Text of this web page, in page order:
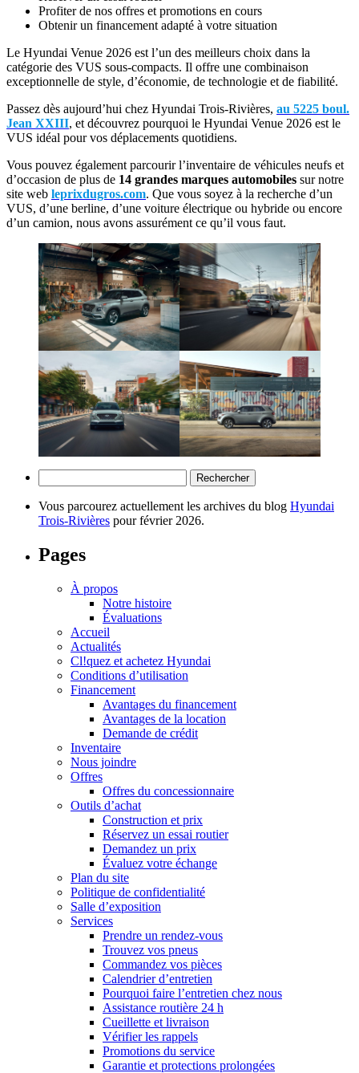
Profiter de nos offres et promotions en cours
Obtenir un financement adapté à votre situation
Le Hyundai Venue 2026 est l’un des meilleurs choix dans la
catégorie des VUS sous-compacts. Il offre une combinaison
exceptionnelle de style, d’économie, de technologie et de fiabilité.
Passez dès aujourd’hui chez Hyundai Trois-Rivières, au 5225 boul.
Jean XXIII, et découvrez pourquoi le Hyundai Venue 2026 est le
VUS idéal pour vos déplacements quotidiens.
Vous pouvez également parcourir l’inventaire de véhicules neufs et
d’occasion de plus de 14 grandes marques automobiles sur notre
site web leprixdugros.com. Que vous soyez à la recherche d’un
VUS, d’une berline, d’une voiture électrique ou hybride ou encore
d’un camion, nous avons assurément ce qu’il vous faut.
Vous parcourez actuellement les archives du blog Hyundai
Trois-Rivières pour février 2026.
Pages
À propos
Notre histoire
Évaluations
Accueil
Actualités
Cl!quez et achetez Hyundai
Conditions d’utilisation
Financement
Avantages du financement
Avantages de la location
Demande de crédit
Inventaire
Nous joindre
Offres
Offres du concessionnaire
Outils d’achat
Construction et prix
Réservez un essai routier
Demandez un prix
Évaluez votre échange
Plan du site
Politique de confidentialité
Salle d’exposition
Services
Prendre un rendez-vous
Trouvez vos pneus
Commandez vos pièces
Calendrier d’entretien
Pourquoi faire l’entretien chez nous
Assistance routière 24 h
Cueillette et livraison
Vérifier les rappels
Promotions du service
Garantie et protections prolongées